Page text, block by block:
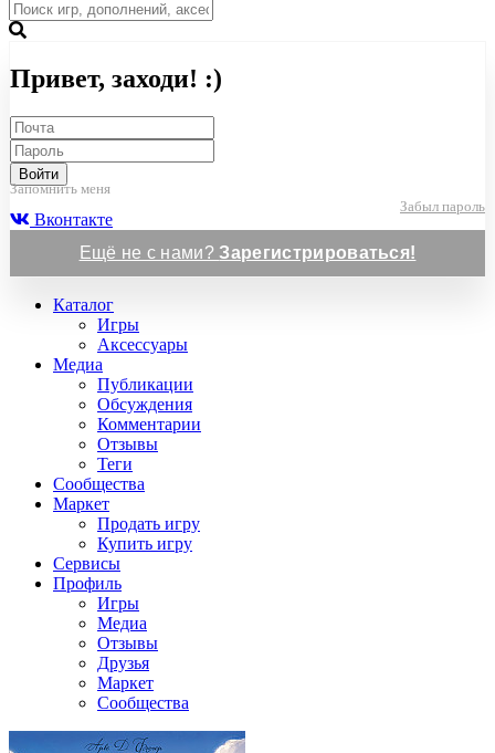
Привет, заходи! :)
Войти
Запомнить меня
Забыл пароль
Вконтакте
Ещё не с нами?Зарегистрироваться!
Каталог
Игры
Аксессуары
Медиа
Публикации
Обсуждения
Комментарии
Отзывы
Теги
Сообщества
Маркет
Продать игру
Купить игру
Сервисы
Профиль
Игры
Медиа
Отзывы
Друзья
Маркет
Сообщества